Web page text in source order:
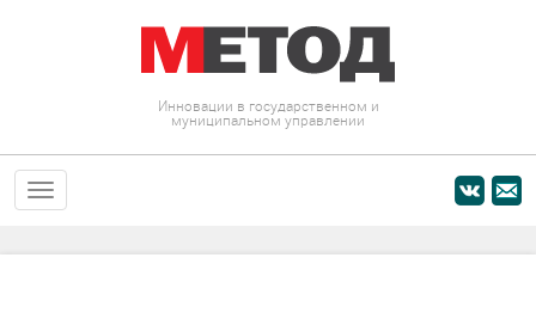
Инновации в государственном и
муниципальном управлении